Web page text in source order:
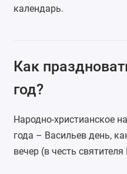
календарь.
Как
год?
Народно-христианское
года – Васильев день,
вечер (в честь